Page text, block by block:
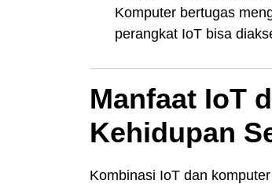
Komputer bertugas
perangkat IoT bisa
Manfaat IoT
Kehidupan
Kombinasi IoT dan